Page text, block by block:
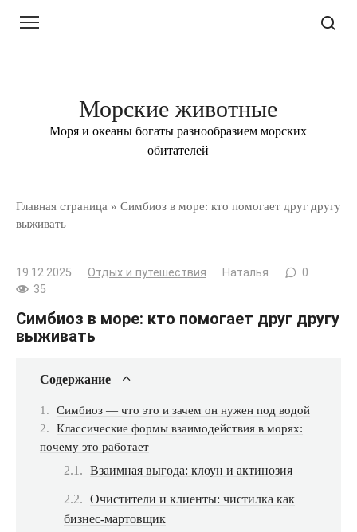
Морские животные
Моря и океаны богаты разнообразием морских
обитателей
Главная страница » Симбиоз в море: кто помогает друг другу
выживать
19.12.2025 Отдых и путешествия Наталья
0
35
Симбиоз в море: кто помогает друг другу
выживать
Содержание
Симбиоз — что это и зачем он нужен под водой
Классические формы взаимодействия в морях:
почему это работает
Взаимная выгода: клоун и актинозия
Очистители и клиенты: чистилка как
бизнес-мартовщик